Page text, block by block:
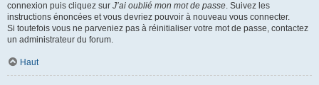
connexion puis cliquez sur J’ai oublié mon mot de passe. Suivez les
instructions énoncées et vous devriez pouvoir à nouveau vous connecter.
Si toutefois vous ne parveniez pas à réinitialiser votre mot de passe, contactez
un administrateur du forum.
Haut